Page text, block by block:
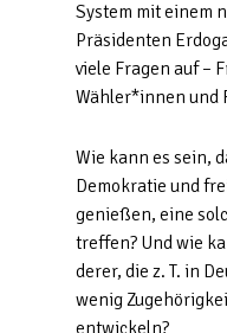
System mit einem
Präsidenten
viele Fragen auf –
Wähler*innen und
Wie kann es sein,
Demokratie und
genießen, eine
treffen? Und wie
derer, die z. T. in
wenig
entwickeln?